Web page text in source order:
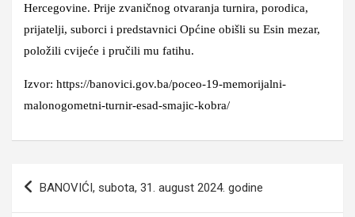
Hercegovine. Prije zvaničnog otvaranja turnira, porodica,
prijatelji, suborci i predstavnici Općine obišli su Esin mezar,
položili cvijeće i pručili mu fatihu.
Izvor: https://banovici.gov.ba/poceo-19-memorijalni-
malonogometni-turnir-esad-smajic-kobra/
BANOVIĆI, subota, 31. august 2024. godine